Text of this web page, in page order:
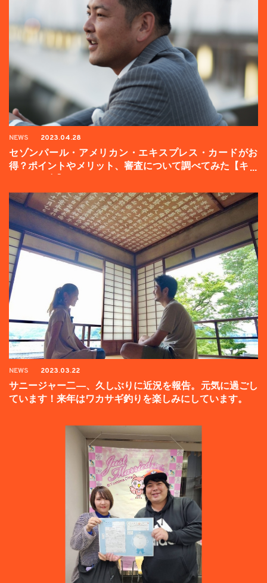
NEWS 2023.04.28
セゾンパール・アメリカン・エキスプレス・カードがお
得？ポイントやメリット、審査について調べてみた【キャ
NEWS 2023.03.22
サニージャー二―、久しぶりに近況を報告。元気に過ごし
ています！来年はワカサギ釣りを楽しみにしています。